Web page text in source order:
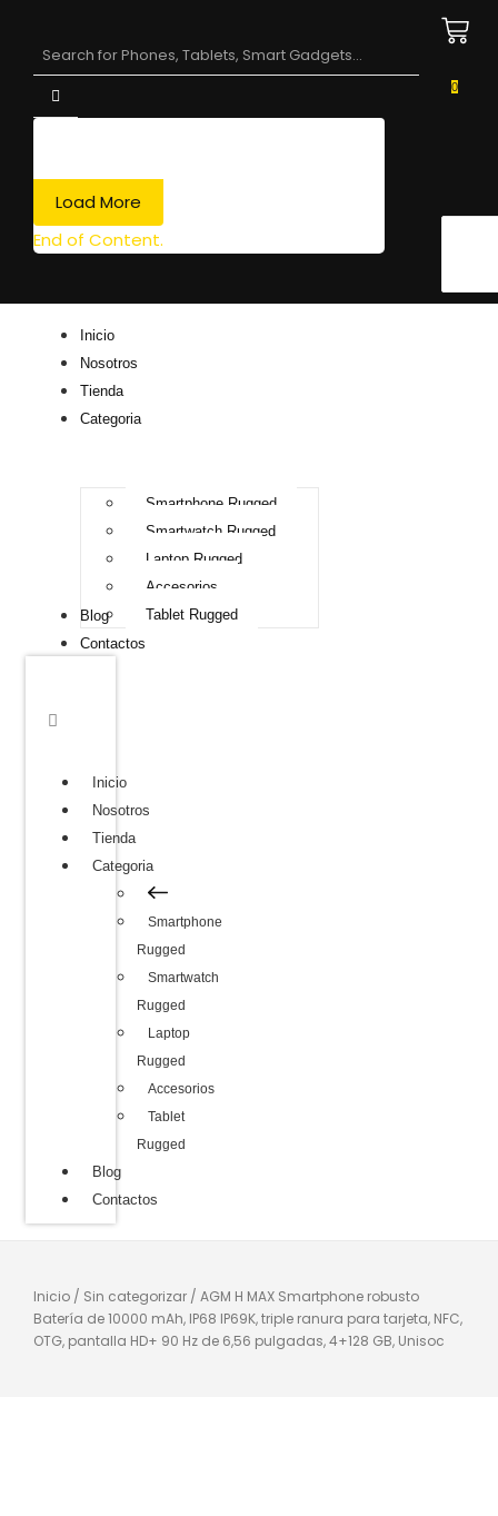
Load More
End of Content.
0
Inicio
Nosotros
Tienda
Categoria
Smartphone Rugged
Smartwatch Rugged
Laptop Rugged
Accesorios
Tablet Rugged
Blog
Contactos
Inicio
Nosotros
Tienda
Categoria
Smartphone
Rugged
Smartwatch
Rugged
Laptop
Rugged
Accesorios
Tablet
Rugged
Blog
Contactos
Inicio / Sin categorizar / AGM H MAX Smartphone robusto
Batería de 10000 mAh, IP68 IP69K, triple ranura para tarjeta, NFC,
OTG, pantalla HD+ 90 Hz de 6,56 pulgadas, 4+128 GB, Unisoc